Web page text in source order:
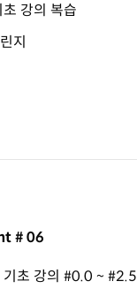
강의 복습
지
# 06
초 강의 #0.0 ~ #2.5